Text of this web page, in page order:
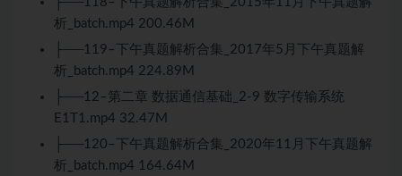
析_batch.mp4 200.46M
├──119–下午真题解析合集_2017年5月下午真题解
析_batch.mp4 224.89M
├──12–第二章 数据通信基础_2-9 数字传输系统
E1T1.mp4 32.47M
├──120–下午真题解析合集_2020年11月下午真题解
析_batch.mp4 164.64M